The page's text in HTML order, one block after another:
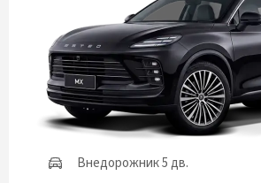
Внедорожник 5 дв.